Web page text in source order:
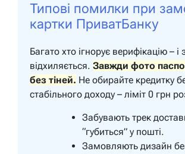
Типові помилки при
картки ПриватБанку
Багато хто ігнорує верифікацію – і
відхиляється. Завжди фото
без тіней. Не обирайте кредитку
стабільного доходу – ліміт 0 грн
Забувають трек
“губиться” у пошті.
Замовляють дизайн